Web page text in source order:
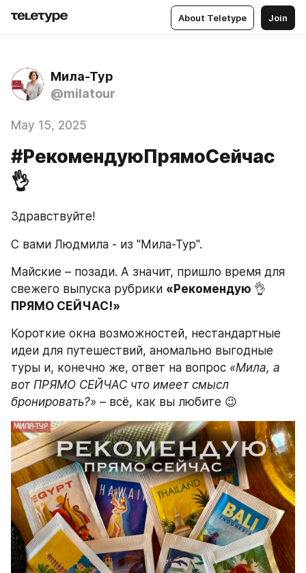
About Teletype Join
Мила-Тур
@milatour
May 15, 2025
#РекомендуюПрямоСейчас
👌
Здравствуйте!
С вами Людмила - из "Мила-Тур".
Майские – позади. А значит, пришло время для
свежего выпуска рубрики «Рекомендую 👌
ПРЯМО СЕЙЧАС!»
Короткие окна возможностей, нестандартные
идеи для путешествий, аномально выгодные
туры и, конечно же, ответ на вопрос «Мила, а
вот ПРЯМО СЕЙЧАС что имеет смысл
бронировать?» – всё, как вы любите 😉